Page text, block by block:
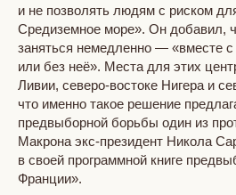
и не позволять людям с риском
Средиземное море». Он добавил,
заняться немедленно — «вместе
или без неё». Места для этих
Ливии, северо-востоке Нигера и
что именно такое решение
предвыборной борьбы один из
Макрона экс-президент Никола
в своей программной книге
Франции».